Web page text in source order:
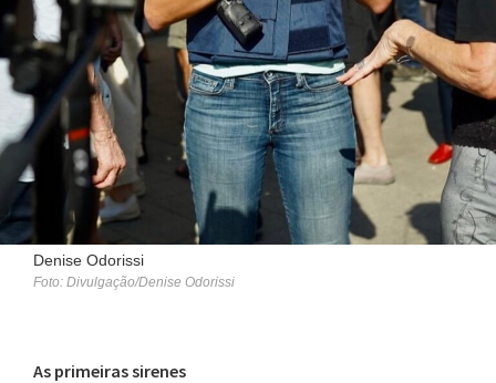
Denise Odorissi
Foto: Divulgação/Denise Odorissi
As primeiras sirenes